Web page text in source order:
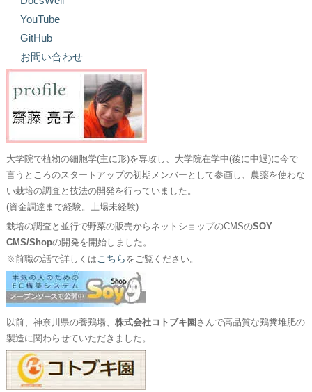
YouTube
GitHub
お問い合わせ
大学院で植物の細胞学(主に形)を専攻し、大学院在学中(後に中退)に今で
言うところのスタートアップの初期メンバーとして参画し、農薬を使わな
い栽培の調査と技法の開発を行っていました。
(資金調達まで経験。上場未経験)
栽培の調査と並行で野菜の販売からネットショップのCMSのSOY
CMS/Shopの開発を開始しました。
※前職の話で詳しくはこちら をご覧ください。
以前、神奈川県の養鶏場、 株式会社コトブキ園 さんで高品質な鶏糞堆肥の
製造に関わらせていただきました。